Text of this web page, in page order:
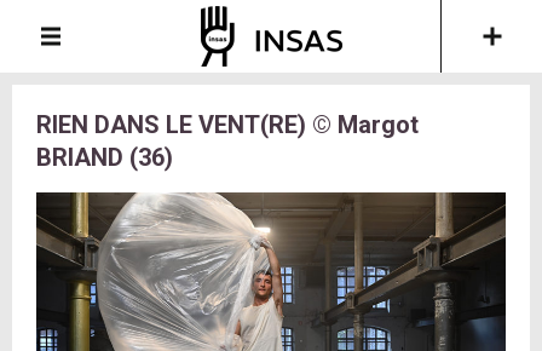
RIEN DANS LE VENT(RE) © Margot
BRIAND (36)